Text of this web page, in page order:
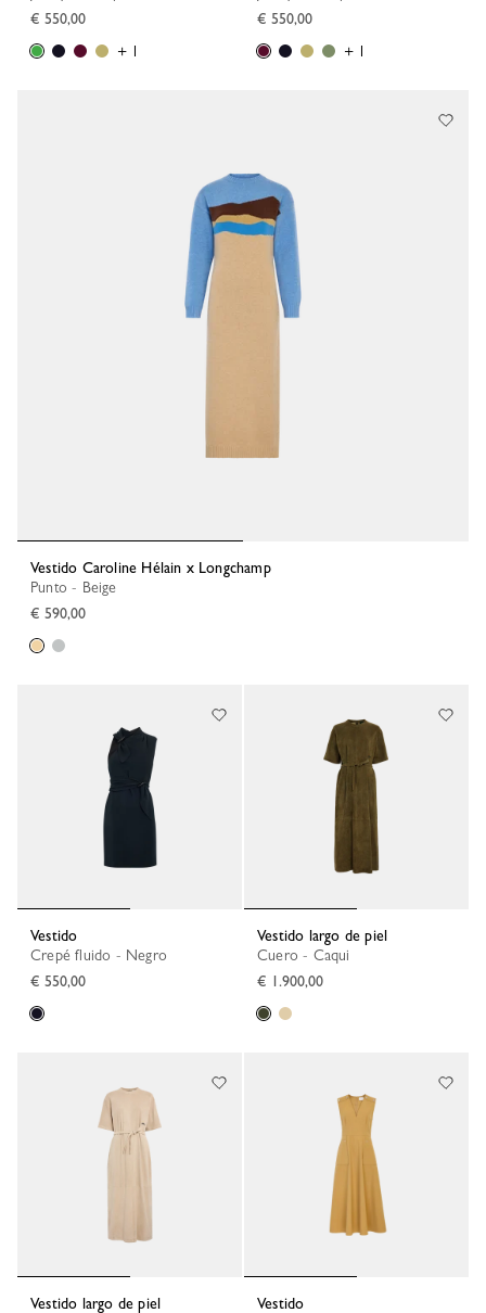
€ 550,00
+ 1
€ 550,00
+ 1
Vestido Caroline Hélain x Longchamp
Punto - Beige
€ 590,00
Vestido
Crepé fluido - Negro
€ 550,00
Vestido largo de piel
Cuero - Caqui
€ 1.900,00
Vestido largo de piel
Vestido